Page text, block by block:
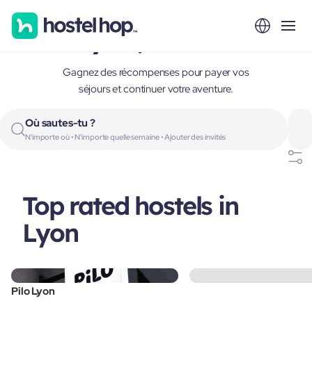
Lyon, France
Gagnez des récompenses pour payer vos
séjours et continuer votre aventure.
Où sautes-tu ?
N'importe où • N'importe quelle semaine • Ajouter des invités
Top rated hostels in
Lyon
Pilo Lyon